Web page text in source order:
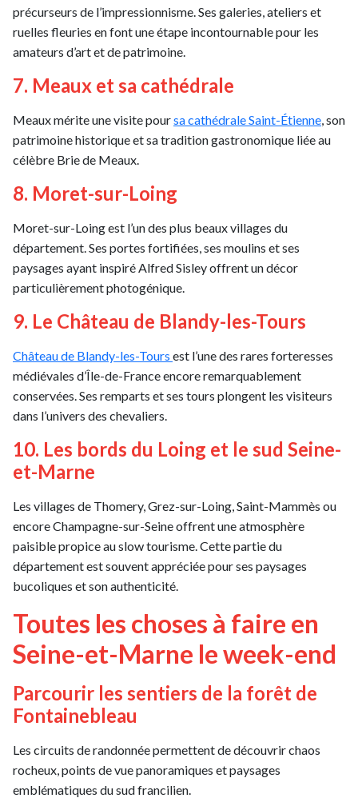
précurseurs de l’impressionnisme. Ses galeries, ateliers et
ruelles fleuries en font une étape incontournable pour les
amateurs d’art et de patrimoine.
7. Meaux et sa cathédrale
Meaux mérite une visite poursa cathédrale Saint-Étienne , son
patrimoine historique et sa tradition gastronomique liée au
célèbre Brie de Meaux.
8. Moret-sur-Loing
Moret-sur-Loing est l’un des plus beaux villages du
département. Ses portes fortifiées, ses moulins et ses
paysages ayant inspiré Alfred Sisley offrent un décor
particulièrement photogénique.
9. Le Château de Blandy-les-Tours
Château de Blandy-les-Tours est l’une des rares forteresses
médiévales d’Île-de-France encore remarquablement
conservées. Ses remparts et ses tours plongent les visiteurs
dans l’univers des chevaliers.
10. Les bords du Loing et le sud Seine-
et-Marne
Les villages de Thomery, Grez-sur-Loing, Saint-Mammès ou
encore Champagne-sur-Seine offrent une atmosphère
paisible propice au slow tourisme. Cette partie du
département est souvent appréciée pour ses paysages
bucoliques et son authenticité.
Toutes les choses à faire en
Seine-et-Marne le week-end
Parcourir les sentiers de la forêt de
Fontainebleau
Les circuits de randonnée permettent de découvrir chaos
rocheux, points de vue panoramiques et paysages
emblématiques du sud francilien.